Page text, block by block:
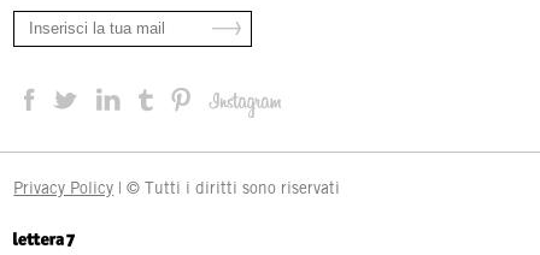
Privacy Policy | © Tutti i diritti sono riservati